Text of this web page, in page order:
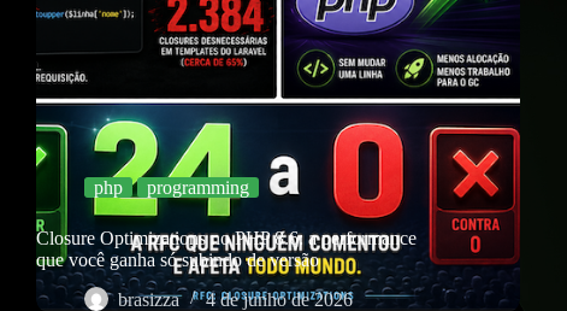
php programming
Closure Optimizations no PHP 8.6: a performance
que você ganha só subindo de versão
brasizza
4 de junho de 2026